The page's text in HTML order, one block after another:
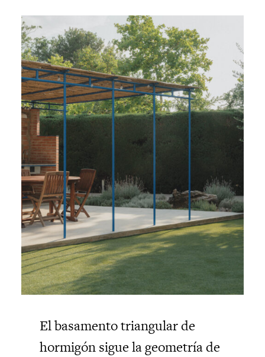
El basamento triangular de
hormigón sigue la geometría de